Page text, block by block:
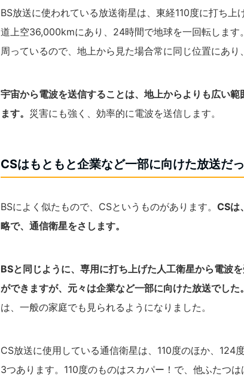
BS放送に使われている放送衛星は、東経110度に打ち上
道上空36,000kmにあり、24時間で地球を一回転します
周っているので、地上から見た場合常に同じ位置にあり
宇宙から電波を送信することは、地上からよりも広い
ます。 災害にも強く、効率的に電波を送信します。
CSはもともと企業など一部に向けた放送だ
BSによく似たもので、CSというものがあります。 CS
略で、通信衛星をさします。
BSと同じように、専用に打ち上げた人工衛星から電波
ができますが、元々は企業など一部に向けた放送でした。
は、一般の家庭でも見られるようになりました。
CS放送に使用している通信衛星は、110度のほか、124
3つあります。110度のものはスカパー！で、他ふたつ